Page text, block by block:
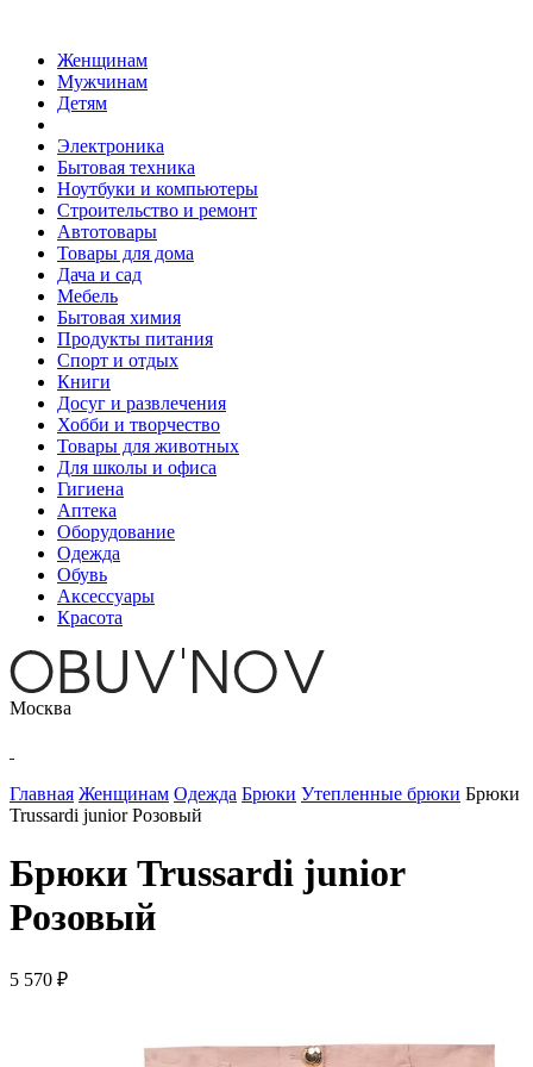
Женщинам
Мужчинам
Детям
Электроника
Бытовая техника
Ноутбуки и компьютеры
Строительство и ремонт
Автотовары
Товары для дома
Дача и сад
Мебель
Бытовая химия
Продукты питания
Спорт и отдых
Книги
Досуг и развлечения
Хобби и творчество
Товары для животных
Для школы и офиса
Гигиена
Аптека
Оборудование
Одежда
Обувь
Аксессуары
Красота
Москва
Главная Женщинам Одежда Брюки Утепленные брюки Брюки
Trussardi junior Розовый
Брюки Trussardi junior
Розовый
5 570 ₽